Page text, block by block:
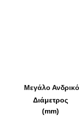
Μεγάλο
Διάμετρος
(mm)